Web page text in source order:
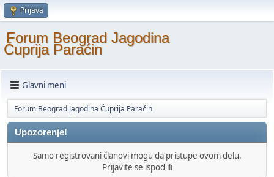
Prijava
Forum Beograd Jagodina
Ćuprija Paraćin
Glavni meni
Forum Beograd Jagodina Ćuprija Paraćin
Upozorenje!
Samo registrovani članovi mogu da pristupe ovom delu.
Prijavite se ispod ili